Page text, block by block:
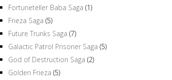
Fortuneteller Baba Saga (1)
Frieza Saga (5)
Future Trunks Saga (7)
Galactic Patrol Prisoner Saga (5)
God of Destruction Saga (2)
Golden Frieza (5)